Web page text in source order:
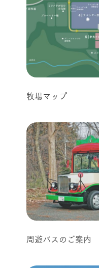
牧場マップ
周遊バスのご案内